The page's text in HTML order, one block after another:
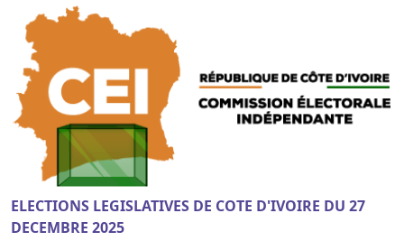
ELECTIONS LEGISLATIVES DE COTE D'IVOIRE DU 27
DECEMBRE 2025